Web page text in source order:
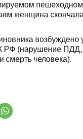
женщина
возбуждено
РФ (нарушение
смерть человека).